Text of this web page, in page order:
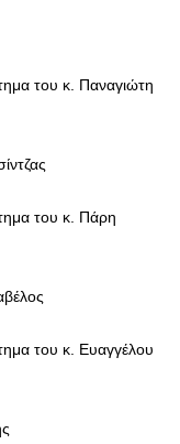
του κ. Παναγιώτη
του κ. Πάρη
του κ. Ευαγγέλου